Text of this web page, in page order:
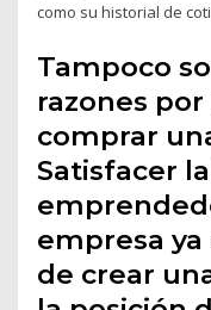
como su historial de
Tampoco
razones
comprar
Satisfacer
empresa
de crear